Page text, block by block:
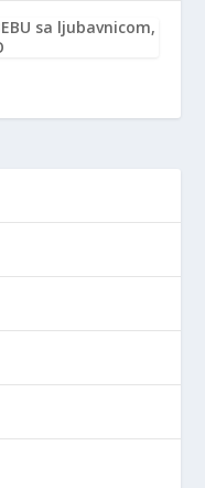
sa ljubavnicom,